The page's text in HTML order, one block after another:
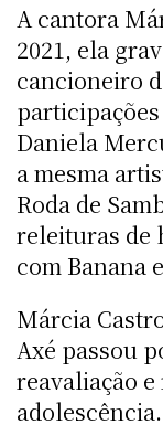
A cantora
2021, ela
cancioneiro
Daniela
a mesma
Roda de
releituras de
com Banana
Márcia
Axé passou
reavaliação
adolescência.